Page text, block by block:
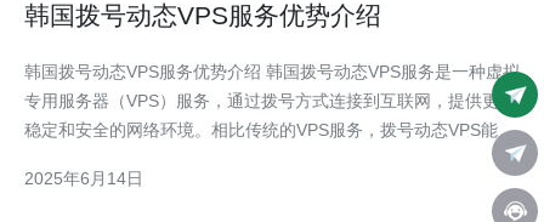
韩国拨号动态VPS服务优势介绍
韩国拨号动态VPS服务优势介绍 韩国拨号动态VPS服务是一种虚拟
专用服务器（VPS）服务，通过拨号方式连接到互联网，提供更加
稳定和安全的网络环境。相比传统的VPS服务，拨号动态VPS能够
性更高：拨号动态VPS服务能够动态更换IP地址，降低被封锁的风
2025年6月14日